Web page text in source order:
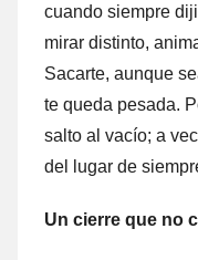
cuando siempre
mirar distinto,
Sacarte, aunque
te queda pesada.
salto al vacío; a
del lugar de
Un cierre que no